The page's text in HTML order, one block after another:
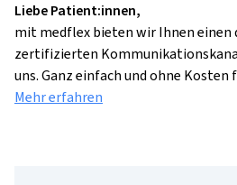
Liebe Patient:innen,
mit medflex bieten wir Ihnen einen
zertifizierten
uns. Ganz einfach und ohne Kosten
Mehr erfahren